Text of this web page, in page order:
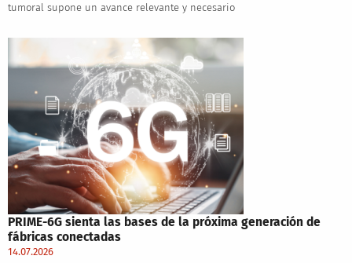
tumoral supone un avance relevante y necesario
PRIME-6G sienta las bases de la próxima generación de
fábricas conectadas
14.07.2026